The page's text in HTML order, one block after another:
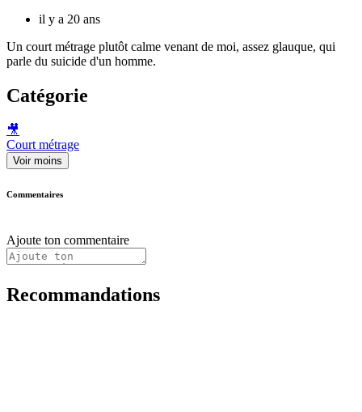
il y a 20 ans
Un court métrage plutôt calme venant de moi, assez glauque, qui
parle du suicide d'un homme.
Catégorie
🎥
Court métrage
Voir moins
Commentaires
Ajoute ton commentaire
Recommandations